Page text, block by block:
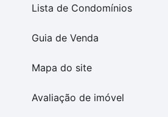
Lista de Condomínios
Guia de Venda
Mapa do site
Avaliação de imóvel